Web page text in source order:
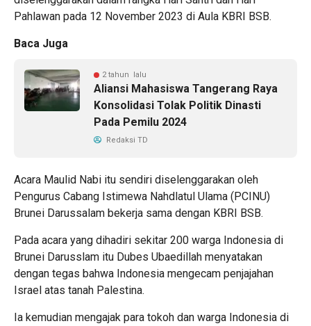
Pahlawan pada 12 November 2023 di Aula KBRI BSB.
Baca Juga
2 tahun lalu
Aliansi Mahasiswa Tangerang Raya
Konsolidasi Tolak Politik Dinasti
Pada Pemilu 2024
Redaksi TD
Acara Maulid Nabi itu sendiri diselenggarakan oleh
Pengurus Cabang Istimewa Nahdlatul Ulama (PCINU)
Brunei Darussalam bekerja sama dengan KBRI BSB.
Pada acara yang dihadiri sekitar 200 warga Indonesia di
Brunei Darusslam itu Dubes Ubaedillah menyatakan
dengan tegas bahwa Indonesia mengecam penjajahan
Israel atas tanah Palestina.
Ia kemudian mengajak para tokoh dan warga Indonesia di